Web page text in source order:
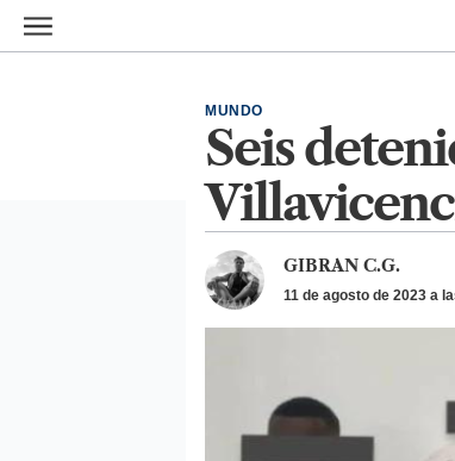
Ir al contenido principal
Seis
MUNDO
GIBRAN C.G.
11 de agosto de 2023 a